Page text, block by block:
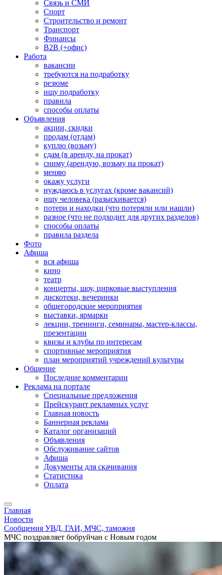
Связь и СМИ
Спорт
Строительство и ремонт
Транспорт
Финансы
B2B (+офис)
Работа
вакансии
требуются на подработку
резюме
ищу подработку
правила
способы оплаты
Объявления
акции, скидки
продам (отдам)
куплю (возьму)
сдам (в аренду, на прокат)
сниму (арендую, возьму на прокат)
меняю
окажу услуги
нуждаюсь в услугах (кроме вакансий)
ищу человека (разыскивается)
потери и находки (что потеряли или нашли)
разное (что не подходит для других разделов)
способы оплаты
правила раздела
Фото
Афиша
вся афиша
кино
театр
концерты, шоу, цирковые выступления
дискотеки, вечеринки
общегородские мероприятия
выставки, ярмарки
лекции, тренинги, семинары, мастер-классы,
презентации
квизы и клубы по интересам
спортивные мероприятия
план мероприятий учреждений культуры
Общение
Последние комментарии
Реклама на портале
Специальные предложения
Прейскурант рекламных услуг
Главная новость
Баннерная реклама
Каталог организаций
Объявления
Обслуживание сайтов
Афиша
Документы для скачивания
Статистика
Оплата
Главная
Новости
Сообщения УВД, ГАИ, МЧС, таможня
МЧС поздравляет бобруйчан с Новым годом